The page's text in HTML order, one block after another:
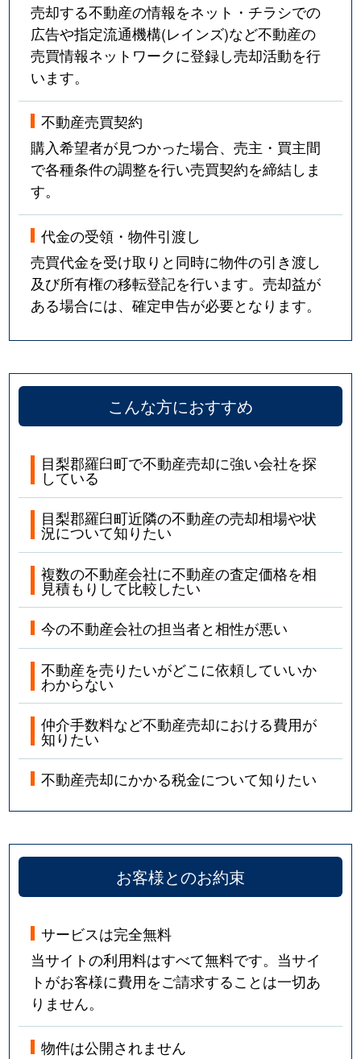
売却する不動産の情報をネット・チラシでの
広告や指定流通機構(レインズ)など不動産の
売買情報ネットワークに登録し売却活動を行
います。
不動産売買契約
購入希望者が見つかった場合、売主・買主間
で各種条件の調整を行い売買契約を締結しま
す。
代金の受領・物件引渡し
売買代金を受け取りと同時に物件の引き渡し
及び所有権の移転登記を行います。売却益が
ある場合には、確定申告が必要となります。
こんな方におすすめ
目梨郡羅臼町で不動産売却に強い会社を探
している
目梨郡羅臼町近隣の不動産の売却相場や状
況について知りたい
複数の不動産会社に不動産の査定価格を相
見積もりして比較したい
今の不動産会社の担当者と相性が悪い
不動産を売りたいがどこに依頼していいか
わからない
仲介手数料など不動産売却における費用が
知りたい
不動産売却にかかる税金について知りたい
お客様とのお約束
サービスは完全無料
当サイトの利用料はすべて無料です。当サイ
トがお客様に費用をご請求することは一切あ
りません。
物件は公開されません